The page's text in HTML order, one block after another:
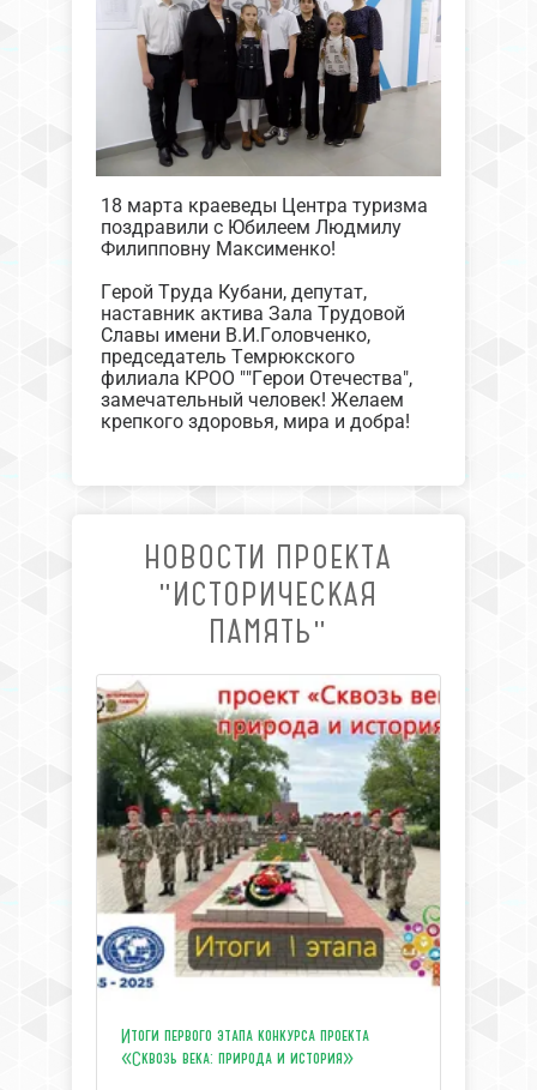
18 марта краеведы Центра туризма
поздравили с Юбилеем Людмилу
Филипповну Максименко!
Герой Труда Кубани, депутат,
наставник актива Зала Трудовой
Славы имени В.И.Головченко,
председатель Темрюкского
филиала КРОО ""Герои Отечества",
замечательный человек! Желаем
крепкого здоровья, мира и добра!
НОВОСТИ ПРОЕКТА
"ИСТОРИЧЕСКАЯ
ПАМЯТЬ"
Итоги первого этапа конкурса проекта
«Сквозь века: природа и история»